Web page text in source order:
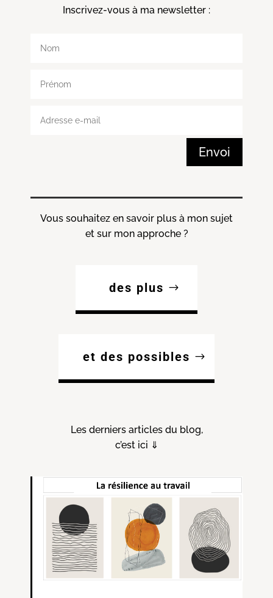
Inscrivez-vous à ma newsletter :
Envoi
Vous souhaitez en savoir plus à mon sujet
et sur mon approche ?
des plus
et des possibles
Les derniers articles du blog,
c’est ici ⇓